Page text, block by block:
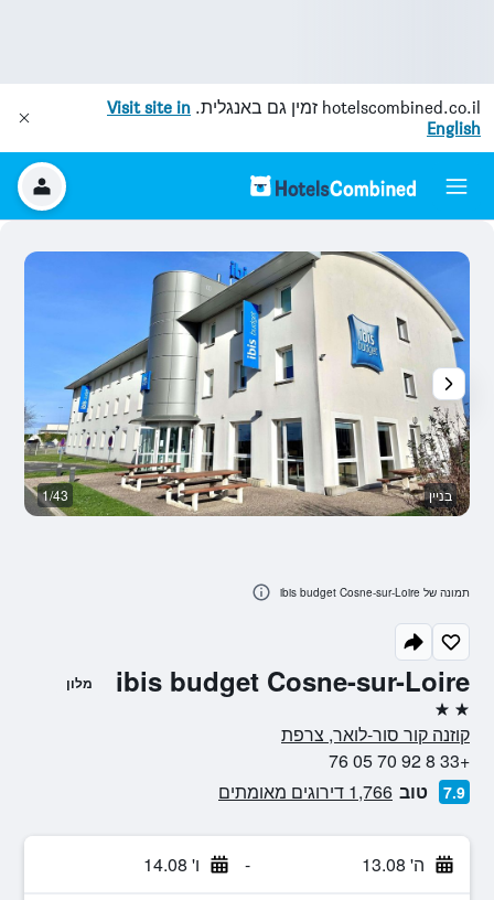
hotelscombined.co.il זמין גם באנגלית. Visit site in
English
ibis budget Cosne-sur-Loire מלון
2 כוכבים
קוזנה קור סור-לואר, צרפת
+33 8 92 70 05 76
7.9 טוב 1,766 דירוגים מאומתים
ה' 13.08 - ו' 14.08
בניין 1/43
תמונה של ibis budget Cosne-sur-Loire